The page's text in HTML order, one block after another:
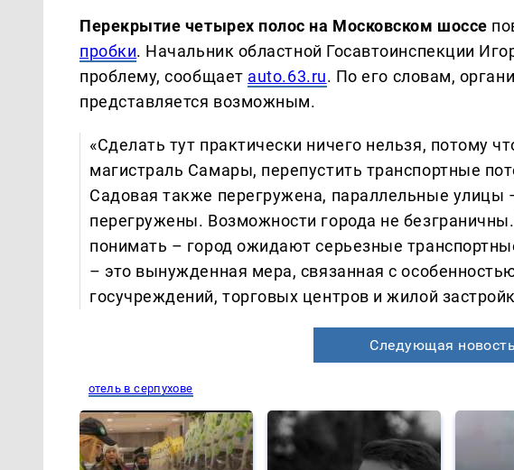
Перекрытие четырех полос на Московском шоссе
пробки. Начальник областной Госавтоинспекции
проблему, сообщает auto.63.ru. По его словам,
представляется возможным.
«Сделать тут практически ничего нельзя, потому
магистраль Самары, перепустить транспортные
Садовая также перегружена, параллельные улицы
перегружены. Возможности города не
понимать – город ожидают серьезные
– это вынужденная мера, связанная с
госучреждений, торговых центров и жилой
Следующая
отель в серпухове